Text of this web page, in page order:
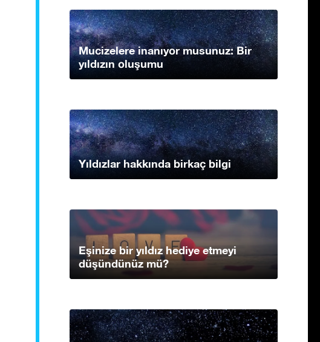
Mucizelere inanıyor musunuz: Bir
yıldızın oluşumu
Yıldızlar hakkında birkaç bilgi
Eşinize bir yıldız hediye etmeyi
düşündünüz mü?